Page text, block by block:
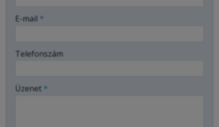
-
-
E-mail *
Telefonszám
Üzenet *